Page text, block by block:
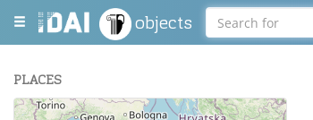
objects
PLACES